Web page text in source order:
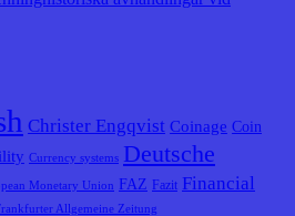
Christer Engqvist Coinage Coin
Currency systems Deutsche
Monetary Union FAZ Fazit Financial
Allgemeine Zeitung